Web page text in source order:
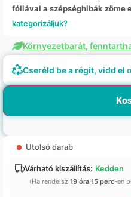
fóliával a szépséghibák zöme
kategorizáljuk?
Környezetbarát,
Cseréld be a régit, vidd el
Utolsó darab
Várható kiszállítás: Kedden
(Ha rendelsz 19 óra 15 perc-en